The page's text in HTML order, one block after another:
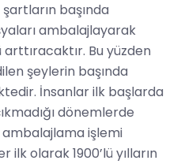
başında
ambalajlayarak
Bu yüzden
şeylerin başında
İnsanlar ilk başlarda
dönemlerde
işlemi
olarak 1900’lü yılların